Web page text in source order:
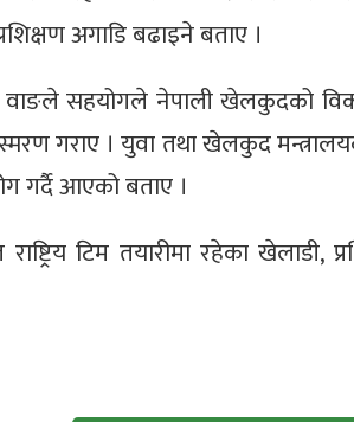
अगाडि बढाइने बताए ।
सहयोगले नेपाली खेलकुदको
स्मरण गराए । युवा तथा खेलकुद
गर्दै आएको बताए ।
टिम तयारीमा रहेका खेलाडी,